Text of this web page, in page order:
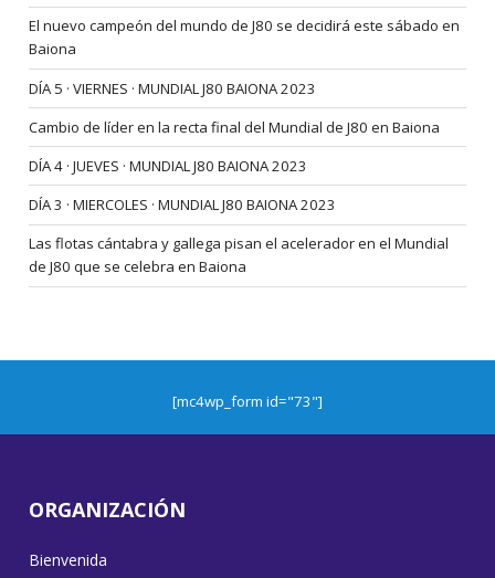
El nuevo campeón del mundo de J80 se decidirá este sábado en
Baiona
DÍA 5 · VIERNES · MUNDIAL J80 BAIONA 2023
Cambio de líder en la recta final del Mundial de J80 en Baiona
DÍA 4 · JUEVES · MUNDIAL J80 BAIONA 2023
DÍA 3 · MIERCOLES · MUNDIAL J80 BAIONA 2023
Las flotas cántabra y gallega pisan el acelerador en el Mundial
de J80 que se celebra en Baiona
[mc4wp_form id="73"]
ORGANIZACIÓN
Bienvenida